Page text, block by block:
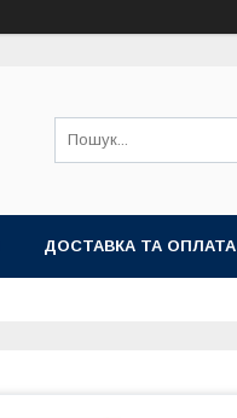
ДОСТАВКА ТА ОПЛАТА